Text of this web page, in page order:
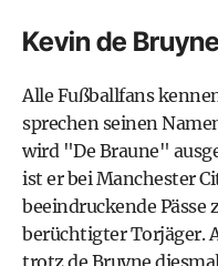
Kevin de
Alle Fußballfans
sprechen seinen
wird "De Braune"
ist er beiManchester
beeindruckende Pässe
berüchtigter Torjäger.